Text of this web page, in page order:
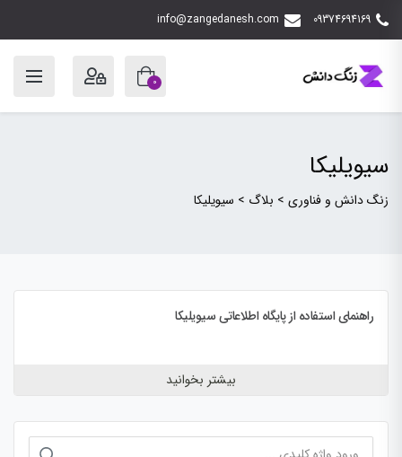
09374694169
info@zangedanesh.com
0
سیویلیکا
زنگ دانش و فناوری > بلاگ > سیویلیکا
راهنمای استفاده از پایگاه اطلاعاتی سیویلیکا
بیشتر بخوانید